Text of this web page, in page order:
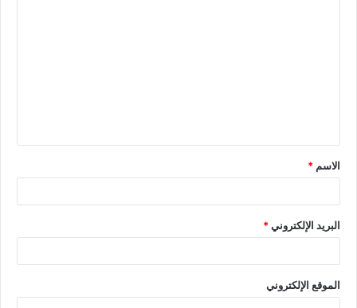
الاسم *
البريد الإلكتروني*
الموقع الإلكتروني